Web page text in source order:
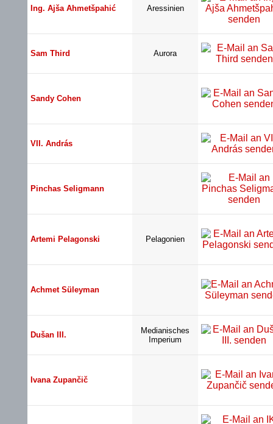
Ing. Ajša Ahmetšpahić Aressinien
Sam Third Aurora
Sandy Cohen
VII. András
Pinchas Seligmann
Artemi Pelagonski Pelagonien
Achmet Süleyman
Dušan III.
Medianisches
Imperium
Ivana Zupančič